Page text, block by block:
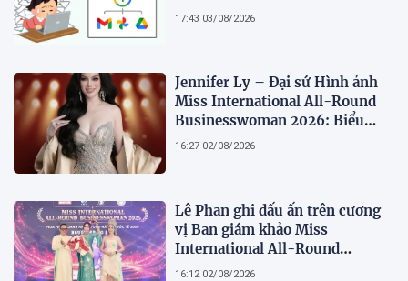
17:43 03/08/2026
Jennifer Ly – Đại sứ Hình ảnh
Miss International All-Round
Businesswoman 2026: Biểu
tượng của nhan sắc, trí tuệ và
16:27 02/08/2026
Lê Phan ghi dấu ấn trên cương
vị Ban giám khảo Miss
International All-Round
Businesswoman 2026: Thanh
16:12 02/08/2026